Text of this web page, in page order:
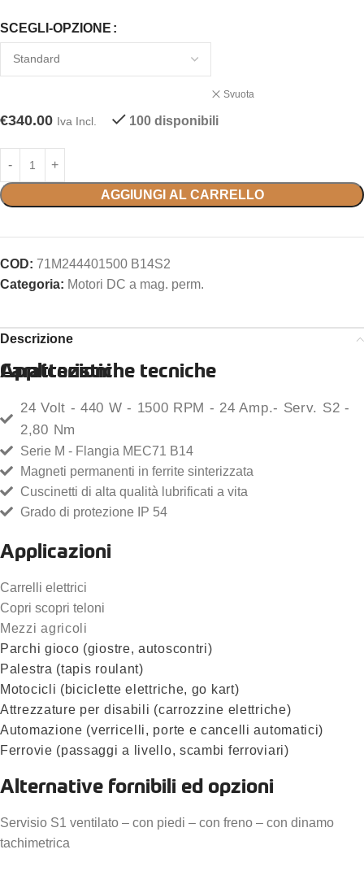
SCEGLI-OPZIONE
Svuota
€340.00 Iva Incl. 100 disponibili
AGGIUNGI AL CARRELLO
COD: 71M244401500 B14S2
Categoria: Motori DC a mag. perm.
Descrizione
Caratteristiche tecniche
24 Volt - 440 W - 1500 RPM - 24 Amp.- Serv. S2 -
2,80 Nm
Serie M - Flangia MEC71 B14
Magneti permanenti in ferrite sinterizzata
Cuscinetti di alta qualità lubrificati a vita
Grado di protezione IP 54
Applicazioni
Applicazioni
Carrelli elettrici
Copri scopri teloni
Mezzi agricoli
Parchi gioco (giostre, autoscontri)
Palestra (tapis roulant)
Motocicli (biciclette elettriche, go kart)
Attrezzature per disabili (carrozzine elettriche)
Automazione (verricelli, porte e cancelli automatici)
Ferrovie (passaggi a livello, scambi ferroviari)
Alternative fornibili ed opzioni
Servisio S1 ventilato – con piedi – con freno – con dinamo
tachimetrica